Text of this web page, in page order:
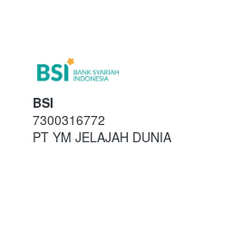
BSI
7300316772
PT YM JELAJAH DUNIA